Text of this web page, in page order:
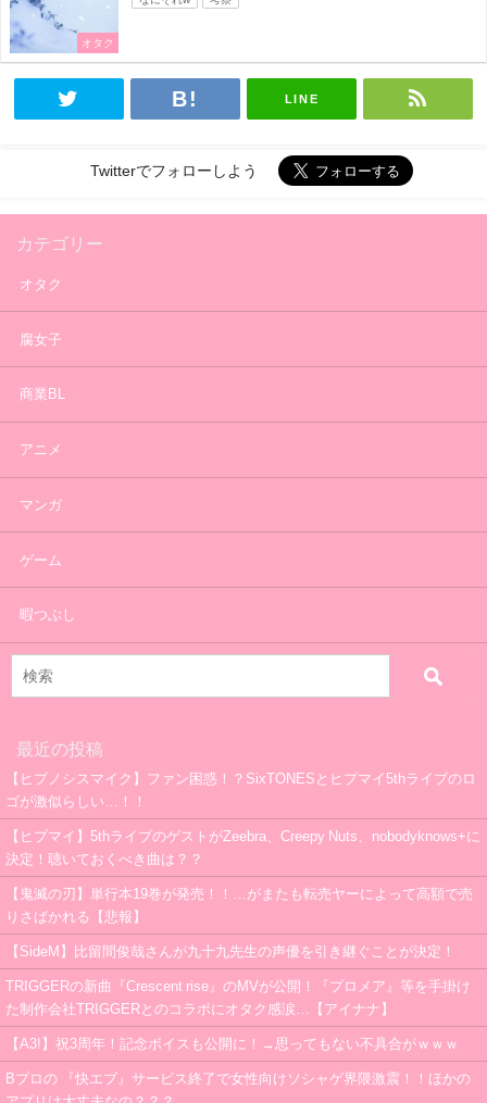
オタク
LINE
Twitterでフォローしよう
カテゴリー
オタク
腐女子
商業BL
アニメ
マンガ
ゲーム
暇つぶし
最近の投稿
【ヒプノシスマイク】ファン困惑！？SixTONESとヒプマイ5thライブのロ
ゴが激似らしい…！！
【ヒプマイ】5thライブのゲストがZeebra、Creepy Nuts、nobodyknows+に
決定！聴いておくべき曲は？？
【鬼滅の刃】単行本19巻が発売！！…がまたも転売ヤーによって高額で売
りさばかれる【悲報】
【SideM】比留間俊哉さんが九十九先生の声優を引き継ぐことが決定！
TRIGGERの新曲『Crescent rise』のMVが公開！『プロメア』等を手掛け
た制作会社TRIGGERとのコラボにオタク感涙…【アイナナ】
【A3!】祝3周年！記念ボイスも公開に！→思ってもない不具合がｗｗｗ
Bプロの 『快エブ』サービス終了で女性向けソシャゲ界隈激震！！ほかの